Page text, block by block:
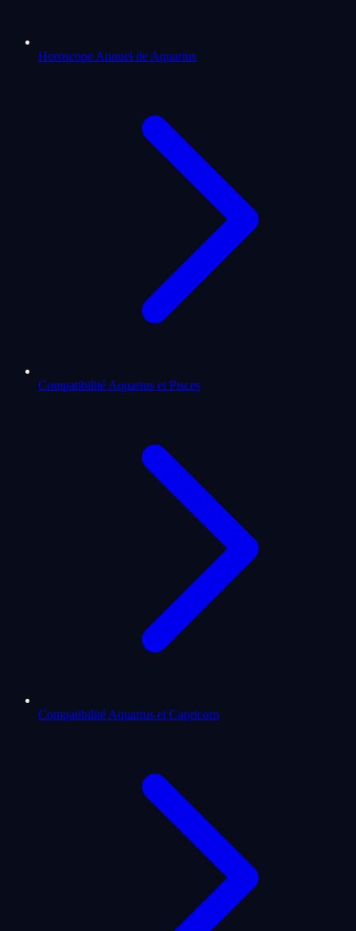
Horoscope Annuel de Aquarius
Compatibilité Aquarius et Pisces
Compatibilité Aquarius et Capricorn